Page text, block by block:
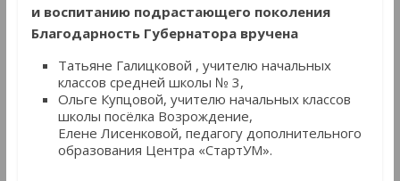
и воспитанию подрастающего поколения
Благодарность Губернатора вручена
Татьяне Галицковой , учителю начальных
классов средней школы № 3,
Ольге Купцовой, учителю начальных классов
школы посёлка Возрождение,
Елене Лисенковой, педагогу дополнительного
образования Центра «СтартУМ».